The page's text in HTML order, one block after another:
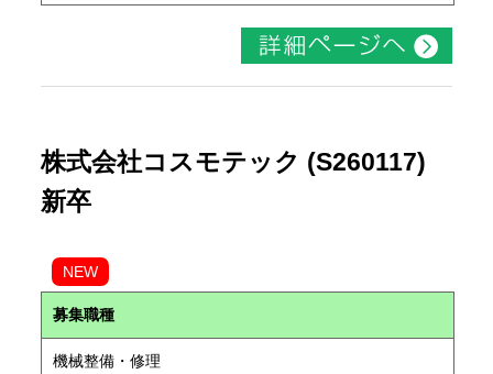
株式会社コスモテック (S260117)
新卒
NEW
募集職種
機械整備・修理